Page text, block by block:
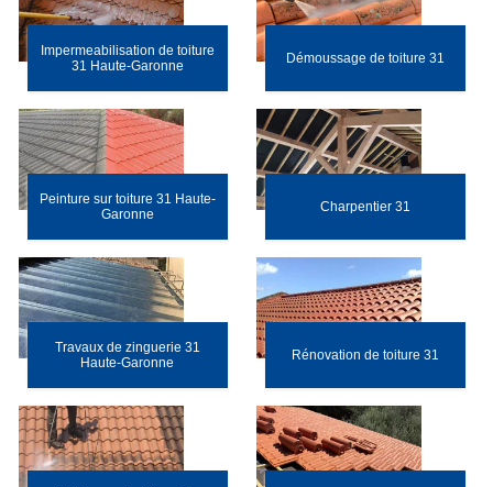
Impermeabilisation de toiture
31 Haute-Garonne
Démoussage de toiture 31
Peinture sur toiture 31 Haute-
Garonne
Charpentier 31
Travaux de zinguerie 31
Haute-Garonne
Rénovation de toiture 31